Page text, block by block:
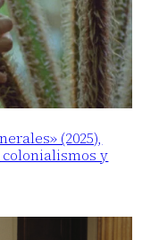
(2025),
y